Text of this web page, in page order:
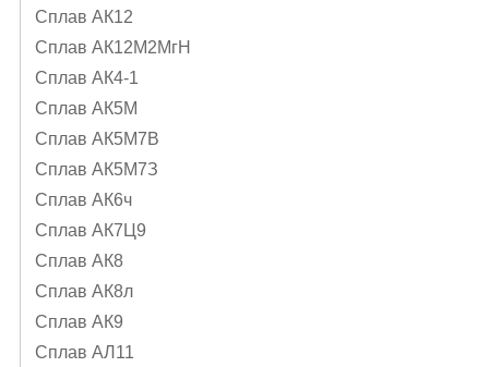
Сплав АК12
Сплав АК12М2МгН
Сплав АК4-1
Сплав АК5М
Сплав АК5М7В
Сплав АК5М7З
Сплав АК6ч
Сплав АК7Ц9
Сплав АК8
Сплав АК8л
Сплав АК9
Сплав АЛ11